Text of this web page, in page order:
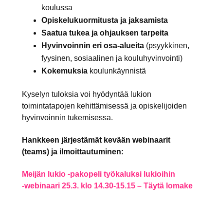
koulussa
Opiskelukuormitusta ja jaksamista
Saatua tukea ja ohjauksen tarpeita
Hyvinvoinnin eri osa-alueita(psyykkinen,
fyysinen, sosiaalinen ja kouluhyvinvointi)
Kokemuksiakoulunkäynnistä
Kyselyn tuloksia voi hyödyntää lukion
toimintatapojen kehittämisessä ja opiskelijoiden
hyvinvoinnin tukemisessa.
Hankkeen järjestämät kevään webinaarit
(teams) ja ilmoittautuminen:
Meijän lukio -pakopeli työkaluksi lukioihin
-webinaari 25.3. klo 14.30-15.15 – Täytä lomake